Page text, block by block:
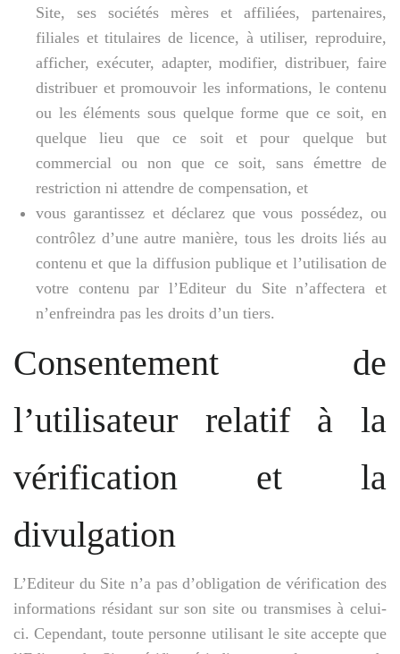
Site, ses sociétés mères et affiliées, partenaires,
filiales et titulaires de licence, à utiliser, reproduire,
afficher, exécuter, adapter, modifier, distribuer, faire
distribuer et promouvoir les informations, le contenu
ou les éléments sous quelque forme que ce soit, en
quelque lieu que ce soit et pour quelque but
commercial ou non que ce soit, sans émettre de
restriction ni attendre de compensation, et
vous garantissez et déclarez que vous possédez, ou
contrôlez d’une autre manière, tous les droits liés au
contenu et que la diffusion publique et l’utilisation de
votre contenu par l’Editeur du Site n’affectera et
n’enfreindra pas les droits d’un tiers.
Consentement de
l’utilisateur relatif à la
vérification et la
divulgation
L’Editeur du Site n’a pas d’obligation de vérification des
informations résidant sur son site ou transmises à celui-
ci. Cependant, toute personne utilisant le site accepte que